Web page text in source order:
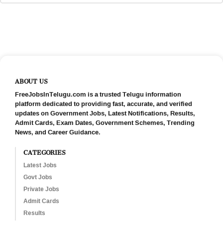
ABOUT US
FreeJobsInTelugu.com is a trusted Telugu information
platform dedicated to providing fast, accurate, and verified
updates on Government Jobs, Latest Notifications, Results,
Admit Cards, Exam Dates, Government Schemes, Trending
News, and Career Guidance.
CATEGORIES
Latest Jobs
Govt Jobs
Private Jobs
Admit Cards
Results